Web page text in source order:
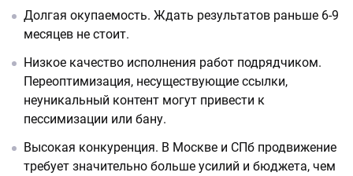
Долгая окупаемость. Ждать результатов раньше 6-9
месяцев не стоит.
Низкое качество исполнения работ подрядчиком.
Переоптимизация, несуществующие ссылки,
неуникальный контент могут привести к
пессимизации или бану.
Высокая конкуренция. В Москве и СПб продвижение
требует значительно больше усилий и бюджета, чем